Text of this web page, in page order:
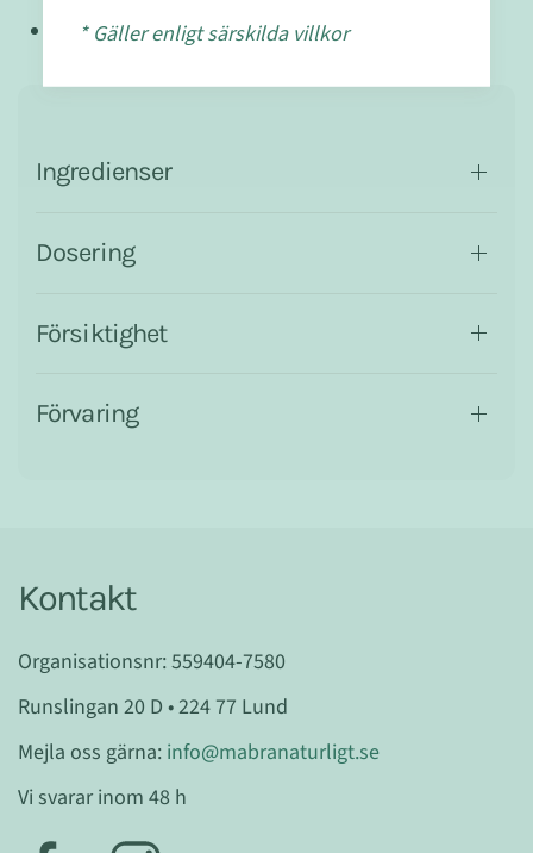
Ren och säker, fri från skadliga tillsatser
Ingredienser
Dosering
Försiktighet
Förvaring
Kontakt
Organisationsnr: 559404-7580
Runslingan 20 D • 224 77 Lund
Mejla oss gärna: info@mabranaturligt.se
Vi svarar inom 48 h
* Gäller enligt särskilda villkor